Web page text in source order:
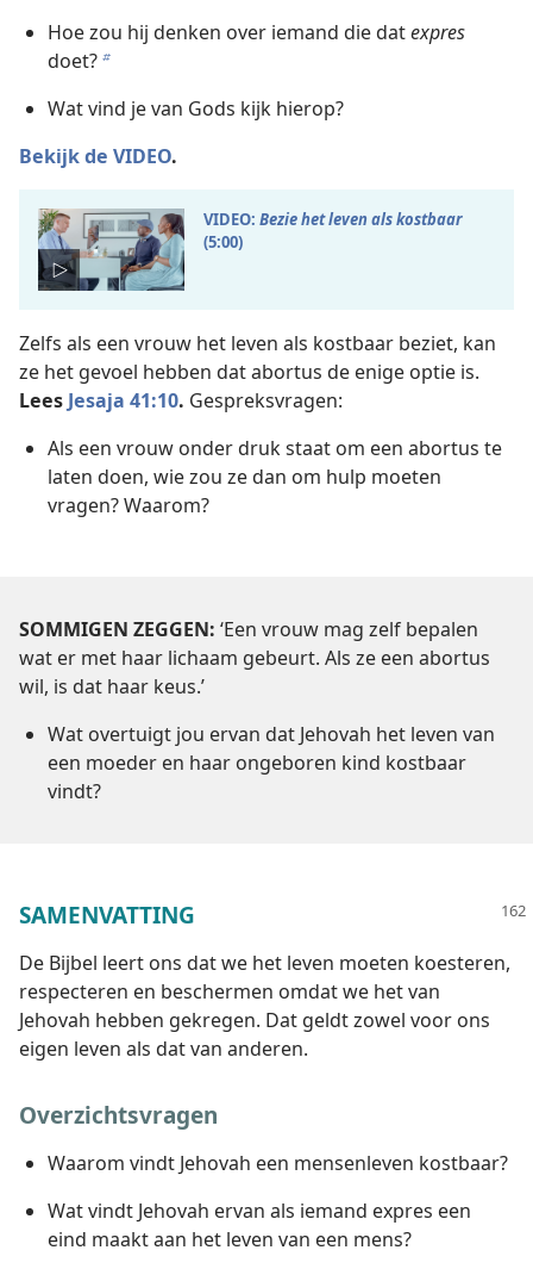
Hoe zou hij denken over iemand die datexpres
doet?b
Wat vind je van Gods kijk hierop?
Bekijk de VIDEO.
VIDEO: Bezie het leven als kostbaar
(5:00)
Zelfs als een vrouw het leven als kostbaar beziet, kan
ze het gevoel hebben dat abortus de enige optie is.
Lees Jesaja 41:10. Gespreksvragen:
Als een vrouw onder druk staat om een abortus te
laten doen, wie zou ze dan om hulp moeten
vragen? Waarom?
SOMMIGEN ZEGGEN: ‘Een vrouw mag zelf bepalen
wat er met haar lichaam gebeurt. Als ze een abortus
wil, is dat haar keus.’
Wat overtuigt jou ervan dat Jehovah het leven van
een moeder en haar ongeboren kind kostbaar
vindt?
SAMENVATTING
De Bijbel leert ons dat we het leven moeten koesteren,
respecteren en beschermen omdat we het van
Jehovah hebben gekregen. Dat geldt zowel voor ons
eigen leven als dat van anderen.
Overzichtsvragen
Waarom vindt Jehovah een mensenleven kostbaar?
Wat vindt Jehovah ervan als iemand expres een
eind maakt aan het leven van een mens?